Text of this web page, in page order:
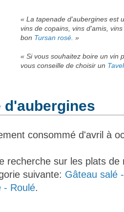
« La tapenade d'aubergines est
vins de copains, vins d'amis,
bon Tursan rosé. »
« Si vous souhaitez boire un vin
vous conseille de choisir un Tavel
d'aubergines
consommé d'avril à
recherche sur les plats
suivante: Gâteau salé
- Roulé.